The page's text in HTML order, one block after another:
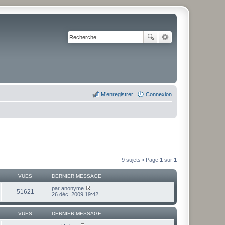
Connexion
M’enregistrer
9 sujets • Page 1 sur 1
VUES DERNIER MESSAGE
51621 par anonyme
V
i
r
l
26 déc. 2009 19:42
VUES DERNIER MESSAGE